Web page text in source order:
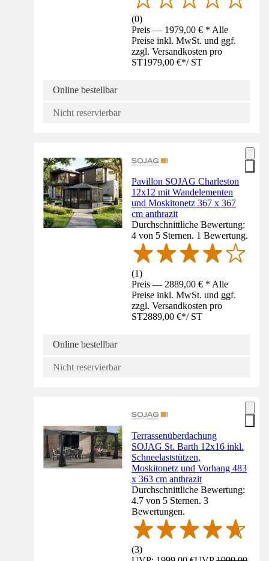
(0)
Preis — 1979,00 € * Alle
Preise inkl. MwSt. und ggf.
zzgl. Versandkosten pro
ST1979,00 €*/ ST
Online bestellbar
Nicht reservierbar
Pavillon SOJAG Charleston
12x12 mit Wandelementen
und Moskitonetz 367 x 367
cm anthrazit
Durchschnittliche Bewertung:
4 von 5 Sternen. 1 Bewertung.
(1)
Preis — 2889,00 € * Alle
Preise inkl. MwSt. und ggf.
zzgl. Versandkosten pro
ST2889,00 €*/ ST
Online bestellbar
Nicht reservierbar
Terrassenüberdachung
SOJAG St. Barth 12x16 inkl.
Schneelaststützen,
Moskitonetz und Vorhang 483
x 363 cm anthrazit
Durchschnittliche Bewertung:
4.7 von 5 Sternen. 3
Bewertungen.
(3)